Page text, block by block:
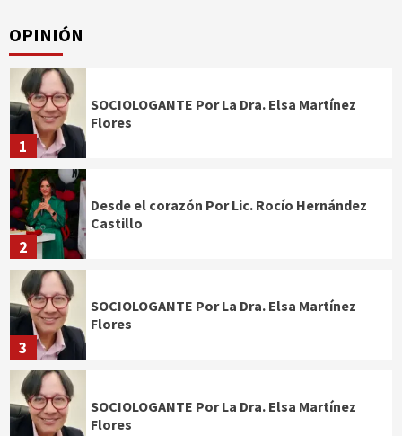
OPINIÓN
1
SOCIOLOGANTE Por La Dra. Elsa Martínez
Flores
2
Desde el corazón Por Lic. Rocío Hernández
Castillo
3
SOCIOLOGANTE Por La Dra. Elsa Martínez
Flores
SOCIOLOGANTE Por La Dra. Elsa Martínez
Flores